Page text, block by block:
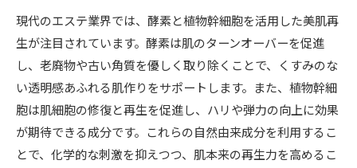
現代のエステ業界では、酵素と植物幹細胞を活用した美肌再
生が注目されています。酵素は肌のターンオーバーを促進
し、老廃物や古い角質を優しく取り除くことで、くすみのな
い透明感あふれる肌作りをサポートします。また、植物幹細
胞は肌細胞の修復と再生を促進し、ハリや弾力の向上に効果
が期待できる成分です。これらの自然由来成分を利用するこ
とで、化学的な刺激を抑えつつ、肌本来の再生力を高めるこ